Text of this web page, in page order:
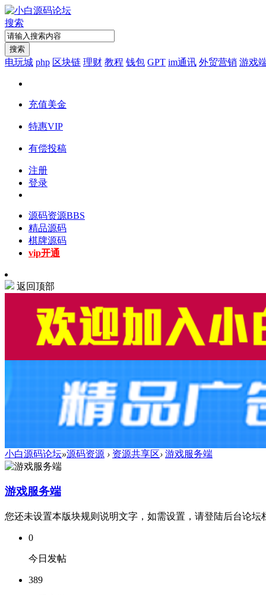
搜索
搜索
电玩城 php 区块链 理财 教程 钱包 GPT im通讯 外贸营销 游戏
充值美金
特惠VIP
有偿投稿
注册
登录
源码资源BBS
精品源码
棋牌源码
vip开通
返回顶部
小白源码论坛»源码资源 › 资源共享区› 游戏服务端
游戏服务端
您还未设置本版块规则说明文字，如需设置，请登陆后台论
0
今日发帖
389